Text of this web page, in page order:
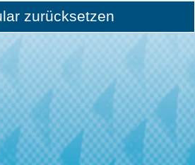
zurücksetzen